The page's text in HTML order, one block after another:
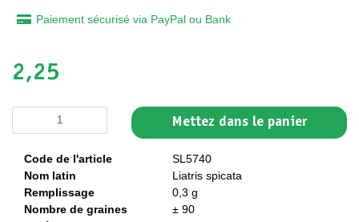
Paiement sécurisé via PayPal ou Bank
2,25
Mettez dans le panier
Code de l'article
SL5740
Nom latin
Liatris spicata
Remplissage
0,3 g
Nombre de graines
± 90